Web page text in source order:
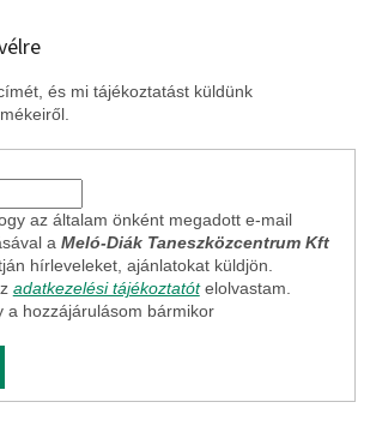
és mi tájékoztatást küldünk
az általam önként megadott e-mail
a Meló-Diák Taneszközcentrum Kft
hírleveleket, ajánlatokat küldjön.
adatkezelési tájékoztatót elolvastam.
a hozzájárulásom bármikor